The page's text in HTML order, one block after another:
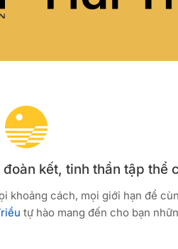
kết, tinh thần tập thể
cách, mọi giới hạn để
tự hào mang đến cho bạn